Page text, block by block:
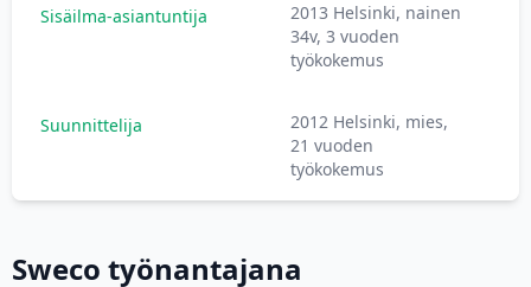
Sisäilma-asiantuntija
2013 Helsinki, nainen
34v, 3 vuoden
työkokemus
Suunnittelija
2012 Helsinki, mies,
21 vuoden
työkokemus
Sweco työnantajana